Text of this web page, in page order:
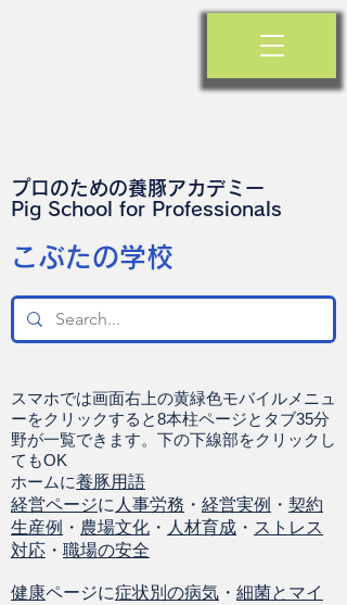
プロのための養豚アカデミー
​Pig School for Professionals
​こぶたの学校
スマホでは画面右上の黄緑色モバイルメニュ
ーをクリックすると8本柱ページとタブ35分
野が一覧できます。下の下線部をクリックし
てもOK
ホームに養豚用語
経営ページに 人事労務 ・ 経営実例 ・ 契約
生産例 ・ 農場文化 ・ 人材育成 ・ ストレス
対応 ・ 職場の安全
健康ページに症状別の病気 ・ 細菌とマイ